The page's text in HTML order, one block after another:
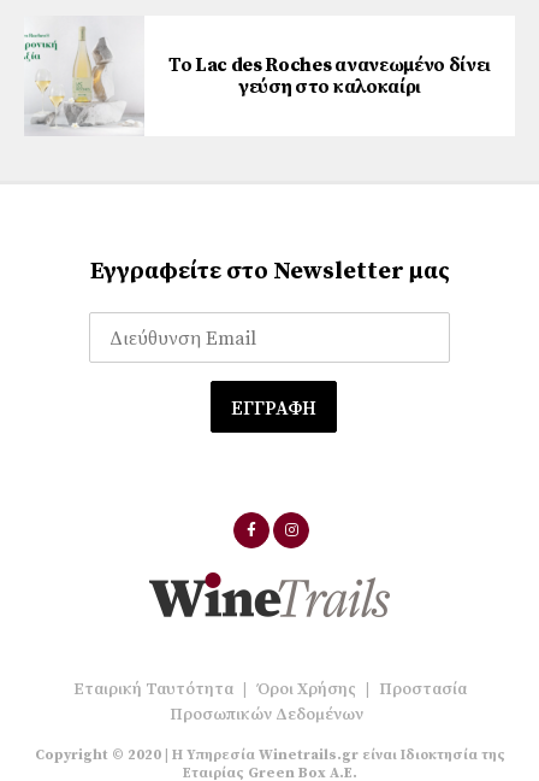
Το Lac des Roches ανανεωμένο δίνει
γεύση στο καλοκαίρι
Εγγραφείτε στο Newsletter μας
Εταιρική Ταυτότητα | Όροι Χρήσης | Προστασία
Προσωπικών Δεδομένων
Copyright © 2020 | Η Υπηρεσία Winetrails.gr είναι Ιδιοκτησία της
Εταιρίας Green Box A.E.